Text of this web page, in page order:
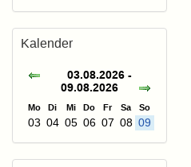
Kalender
03.08.2026 -
09.08.2026
Mo Di Mi Do Fr Sa So
03 04 05 06 07 08 09